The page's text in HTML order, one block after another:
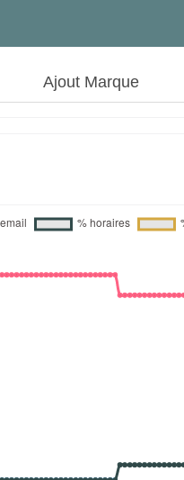
Ajout Marque